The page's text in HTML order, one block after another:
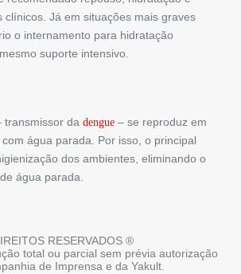
clínicos. Já em situações mais graves
o internamento para hidratação
suporte intensivo.
da dengue – se reproduz em
água parada. Por isso, o principal
dos ambientes, eliminando o
água parada.
RESERVADOS ®
total ou parcial sem prévia autorização
de Imprensa e da Yakult.